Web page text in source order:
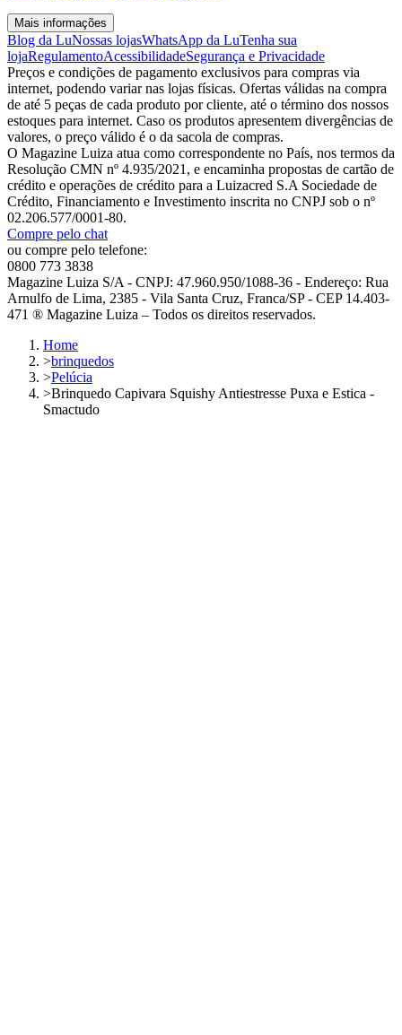
Mais informações
Blog da LuNossas lojasWhatsApp da LuTenha sua
lojaRegulamentoAcessibilidadeSegurança e Privacidade
Preços e condições de pagamento exclusivos para compras via
internet, podendo variar nas lojas físicas. Ofertas válidas na compra
de até 5 peças de cada produto por cliente, até o término dos nossos
estoques para internet. Caso os produtos apresentem divergências de
valores, o preço válido é o da sacola de compras.
O Magazine Luiza atua como correspondente no País, nos termos da
Resolução CMN nº 4.935/2021, e encaminha propostas de cartão de
crédito e operações de crédito para a Luizacred S.A Sociedade de
Crédito, Financiamento e Investimento inscrita no CNPJ sob o nº
02.206.577/0001-80.
Compre pelo chat
ou compre pelo telefone:
0800 773 3838
Magazine Luiza S/A - CNPJ: 47.960.950/1088-36 - Endereço: Rua
Arnulfo de Lima, 2385 - Vila Santa Cruz, Franca/SP - CEP 14.403-
471 ® Magazine Luiza – Todos os direitos reservados.
Home
>brinquedos
>Pelúcia
>Brinquedo Capivara Squishy Antiestresse Puxa e Estica -
Smactudo